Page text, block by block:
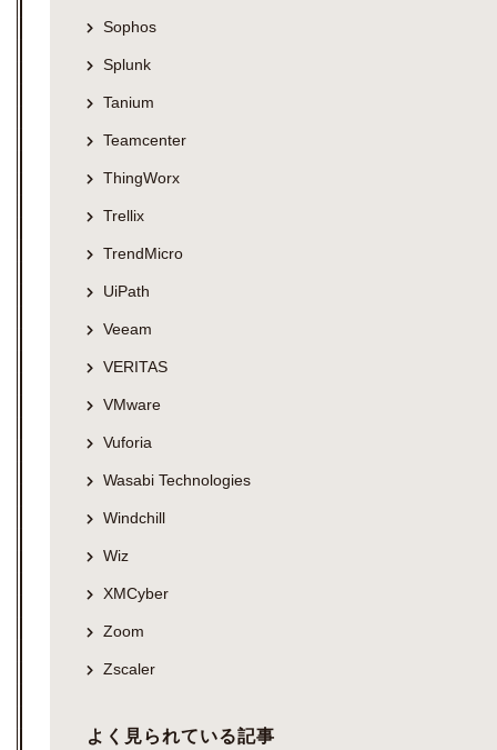
Sophos
Splunk
Tanium
Teamcenter
ThingWorx
Trellix
TrendMicro
UiPath
Veeam
VERITAS
VMware
Vuforia
Wasabi Technologies
Windchill
Wiz
XMCyber
Zoom
Zscaler
よく見られている記事